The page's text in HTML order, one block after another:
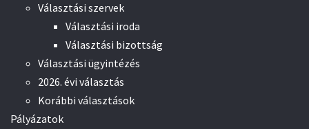
Választási szervek
Választási iroda
Választási bizottság
Választási ügyintézés
2026. évi választás
Korábbi választások
Pályázatok